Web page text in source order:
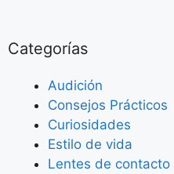
Categorías
Audición
Consejos Prácticos
Curiosidades
Estilo de vida
Lentes de contacto